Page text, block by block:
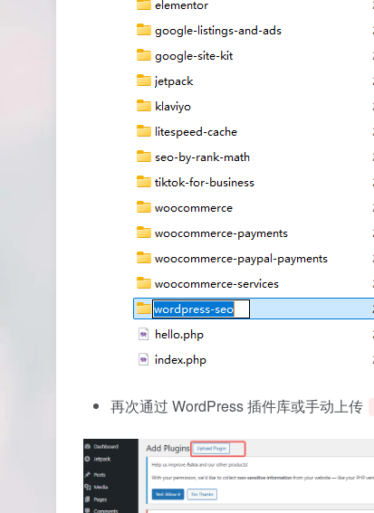
再次通过 WordPress 插件库或手动上传